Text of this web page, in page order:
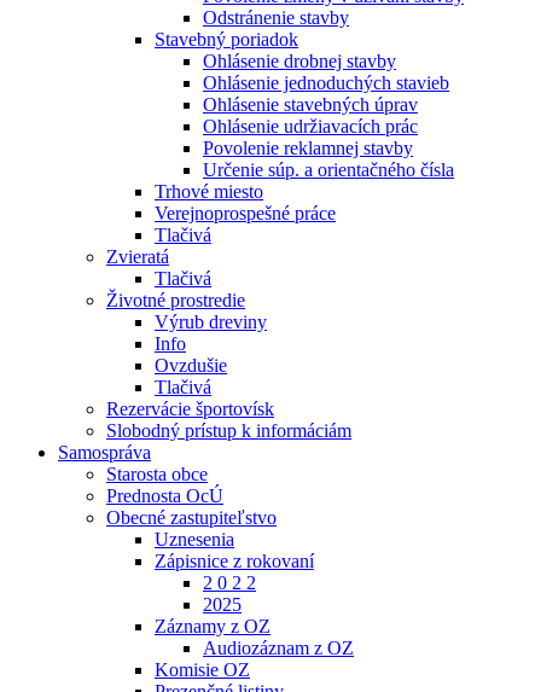
Odstránenie stavby
Stavebný poriadok
Ohlásenie drobnej stavby
Ohlásenie jednoduchých stavieb
Ohlásenie stavebných úprav
Ohlásenie udržiavacích prác
Povolenie reklamnej stavby
Určenie súp. a orientačného čísla
Trhové miesto
Verejnoprospešné práce
Tlačivá
Zvieratá
Tlačivá
Životné prostredie
Výrub dreviny
Info
Ovzdušie
Tlačivá
Rezervácie športovísk
Slobodný prístup k informáciám
Samospráva
Starosta obce
Prednosta OcÚ
Obecné zastupiteľstvo
Uznesenia
Zápisnice z rokovaní
2 0 2 2
2025
Záznamy z OZ
Audiozáznam z OZ
Komisie OZ